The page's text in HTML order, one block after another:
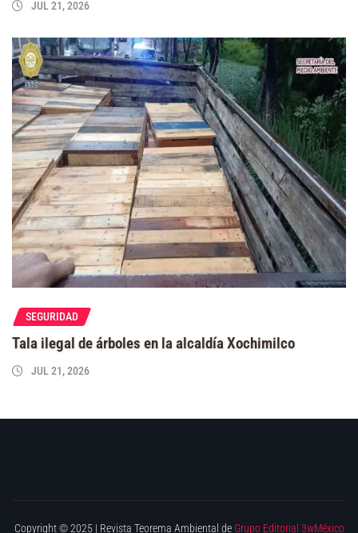
JUL 21, 2026
SEGURIDAD
Tala ilegal de árboles en la alcaldía Xochimilco
JUL 21, 2026
Copyright © 2025 | Revista Teorema Ambiental de Grupo Editorial 3wMéxico